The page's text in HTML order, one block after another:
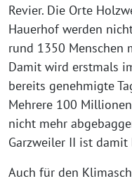
Revier. Die Orte
Hauerhof werden
rund 1350 Menschen
Damit wird erstmals
bereits genehmigte
Mehrere 100
nicht mehr
Garzweiler II ist damit
Auch für den